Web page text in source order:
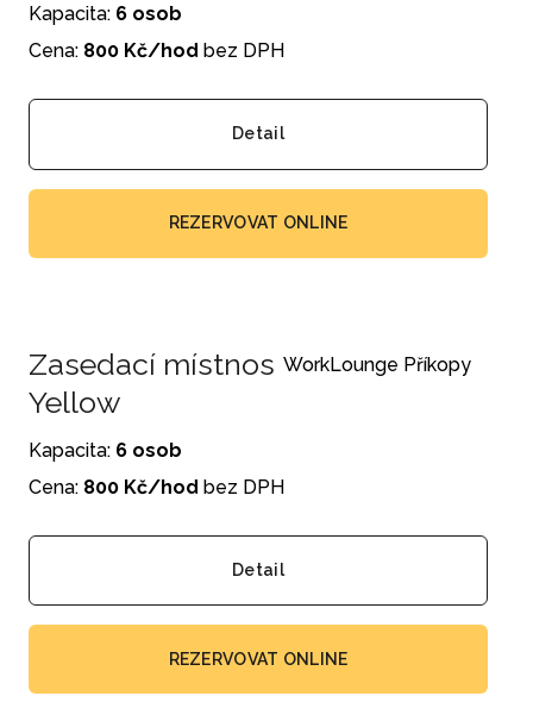
Kapacita: 6 osob
Cena: 800 Kč/hod bez DPH
Detail
REZERVOVAT ONLINE
Zasedací místnost Příkopy
Yellow
Kapacita: 6 osob
Cena: 800 Kč/hod bez DPH
WorkLounge Příkopy
Detail
REZERVOVAT ONLINE